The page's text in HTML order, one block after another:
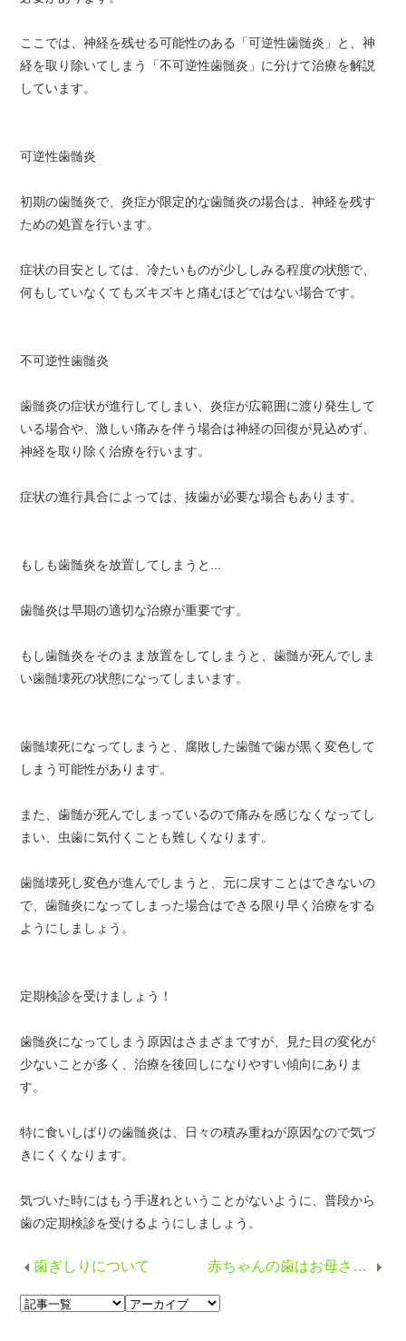
ここでは、神経を残せる可能性のある「可逆性歯髄炎」と、神
経を取り除いてしまう「不可逆性歯髄炎」に分けて治療を解説
しています。
可逆性歯髄炎
初期の歯髄炎で、炎症が限定的な歯髄炎の場合は、神経を残す
ための処置を行います。
症状の目安としては、冷たいものが少ししみる程度の状態で、
何もしていなくてもズキズキと痛むほどではない場合です。
不可逆性歯髄炎
歯髄炎の症状が進行してしまい、炎症が広範囲に渡り発生して
いる場合や、激しい痛みを伴う場合は神経の回復が見込めず、
神経を取り除く治療を行います。
症状の進行具合によっては、抜歯が必要な場合もあります。
もしも歯髄炎を放置してしまうと...
歯髄炎は早期の適切な治療が重要です。
もし歯髄炎をそのまま放置をしてしまうと、歯髄が死んでしま
い歯髄壊死の状態になってしまいます。
歯髄壊死になってしまうと、腐敗した歯髄で歯が黒く変色して
しまう可能性があります。
また、歯髄が死んでしまっているので痛みを感じなくなってし
まい、虫歯に気付くことも難しくなります。
歯髄壊死し変色が進んでしまうと、元に戻すことはできないの
で、歯髄炎になってしまった場合はできる限り早く治療をする
ようにしましょう。
定期検診を受けましょう！
歯髄炎になってしまう原因はさまざまですが、見た目の変化が
少ないことが多く、治療を後回しになりやすい傾向にありま
す。
特に食いしばりの歯髄炎は、日々の積み重ねが原因なので気づ
きにくくなります。
気づいた時にはもう手遅れということがないように、普段から
歯の定期検診を受けるようにしましょう。
歯ぎしりについて 赤ちゃんの歯はお母さんのおなかの中で作られる！